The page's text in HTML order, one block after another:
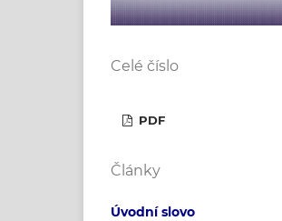
Celé číslo
PDF
Články
Úvodní slovo